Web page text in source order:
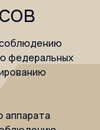
соблюдению
федеральных
аппарата